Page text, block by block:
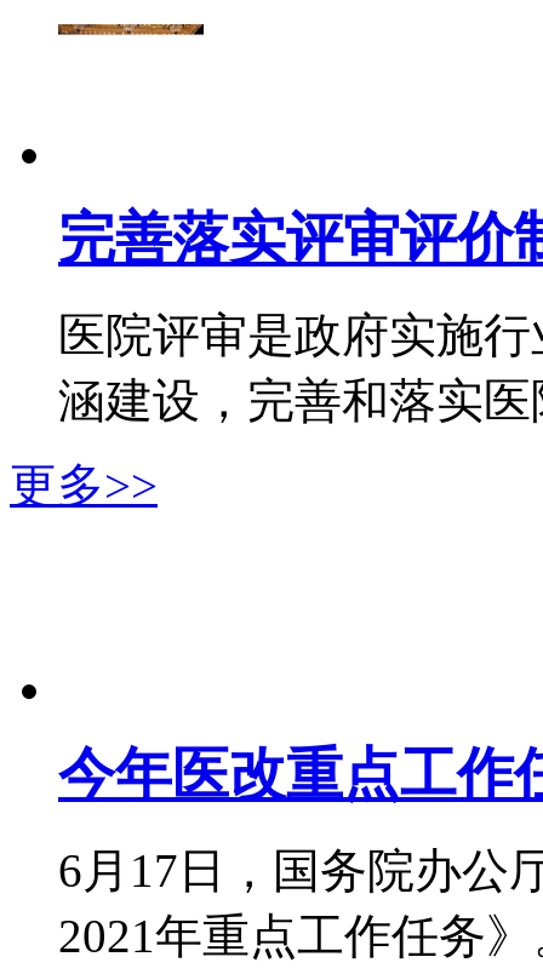
完善落实评审评价
医院评审是政府实施
涵建设，完善和落实医
更多>>
今年医改重点工作
6月17日，国务院办公
2021年重点工作任务